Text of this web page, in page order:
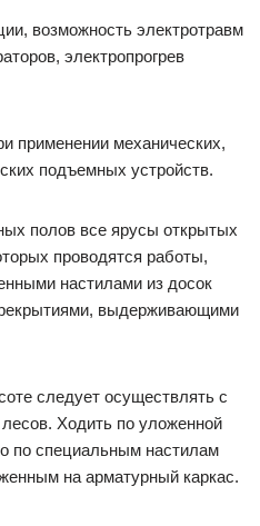
возможность электротравм
электропрогрев
применении механических,
подъемных устройств.
полов все ярусы открытых
проводятся работы,
настилами из досок
выдерживающими
следует осуществлять с
Ходить по уложенной
по специальным настилам
на арматурный каркас.